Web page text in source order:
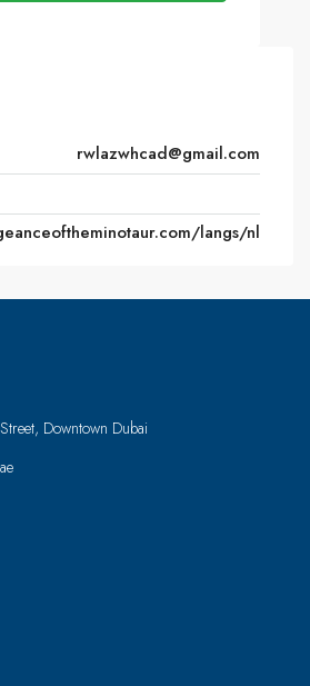
rwlazwhcad@gmail.com
langs/nl
Downtown Dubai